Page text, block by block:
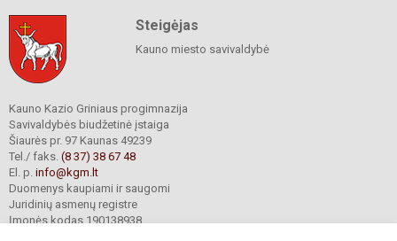
Steigėjas
Kauno miesto savivaldybė
Kauno Kazio Griniaus progimnazija
Savivaldybės biudžetinė įstaiga
Šiaurės pr. 97 Kaunas 49239
Tel./ faks. (8 37) 38 67 48
El. p. info@kgm.lt
Duomenys kaupiami ir saugomi
Juridinių asmenų registre
Įmonės kodas 190138938